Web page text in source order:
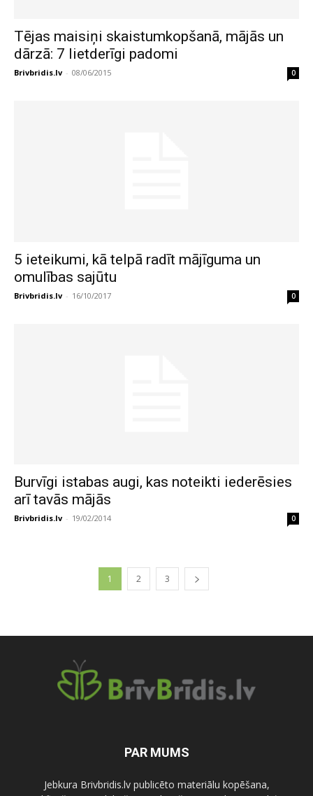
Tējas maisiņi skaistumkopšanā, mājās un
dārzā: 7 lietderīgi padomi
Brivbridis.lv - 08/06/2015 0
5 ieteikumi, kā telpā radīt mājīguma un
omulības sajūtu
Brivbridis.lv - 16/10/2017 0
Burvīgi istabas augi, kas noteikti iederēsies
arī tavās mājās
Brivbridis.lv - 19/02/2014 0
1 2 3
PAR MUMS
Jebkura Brivbridis.lv publicēto materiālu kopēšana,